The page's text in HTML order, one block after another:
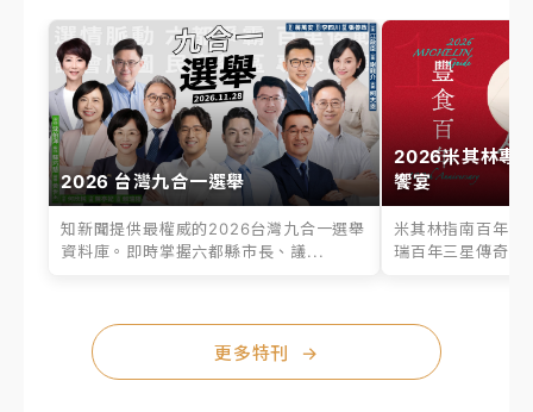
2026 台灣九合一選舉
知新聞提供最權威的2026台灣九合一選舉
資料庫。即時掌握六都縣市長、議...
2026米其林專
饗宴
米其林指南百年之
瑞百年三星傳奇、
更多特刊 →